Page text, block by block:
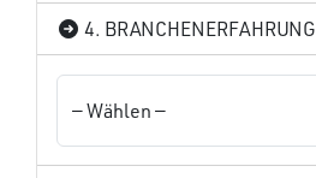
4. BRANCHENERFAHRUNG